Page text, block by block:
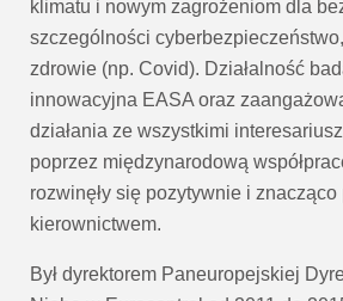
klimatu i nowym zagrożeniom dla
szczególności cyberbezpieczeństwo,
zdrowie (np. Covid). Działalność
innowacyjna EASA oraz
działania ze wszystkimi
poprzez międzynarodową
rozwinęły się pozytywnie i
kierownictwem.
Był dyrektorem Paneuropejskiej